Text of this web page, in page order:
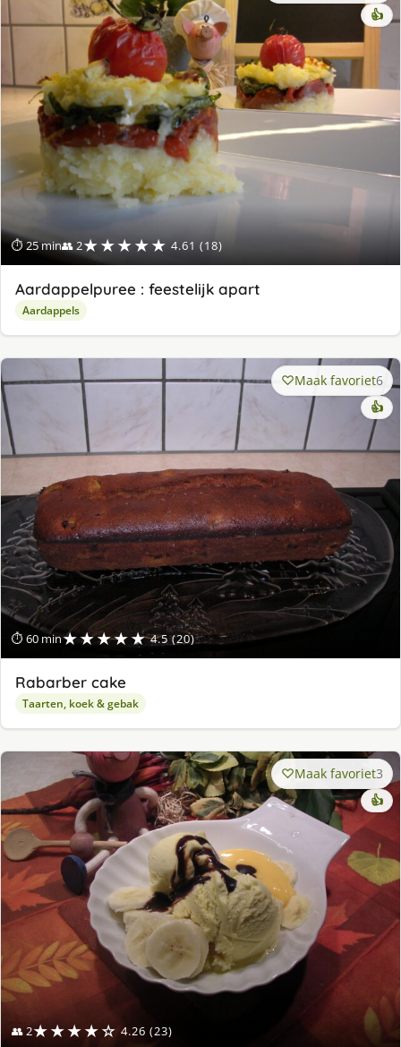
⏱ 25 min👥 2★★★★★ 4.61 (18)
👍
Aardappelpuree : feestelijk apart
Aardappels
⏱ 60 min★★★★★ 4.5 (20)
Maak favoriet6
👍
Rabarber cake
Taarten, koek & gebak
👥 2★★★★☆ 4.26 (23)
Maak favoriet3
👍